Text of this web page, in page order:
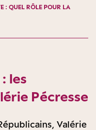
: QUEL RÔLE POUR LA
les
Pécresse
Valérie